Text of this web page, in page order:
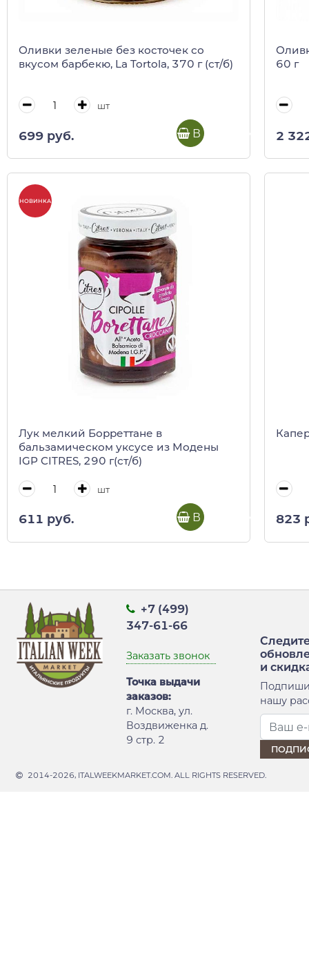
Оливки зеленые без косточек со
вкусом барбекю, La Tortola, 370 г (ст/б)
шт
699 руб. В корзину
60 г
2
НОВИНКА
Лук мелкий Борреттане в
бальзамическом уксусе из Модены
IGP CITRES, 290 г(ст/б)
шт
611 руб. В корзину 823
+7 (499)
347-61-66
Заказать звонок
Точка выдачи
заказов:
г. Москва, ул.
Воздвиженка д.
9 стр. 2
и
нашу
2014-2026, ITALWEEKMARKET.COM. ALL RIGHTS RESERVED.